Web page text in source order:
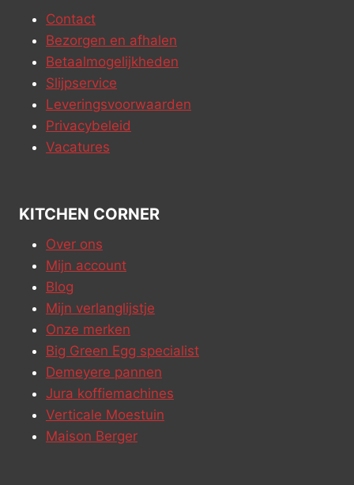
Contact
Bezorgen en afhalen
Betaalmogelijkheden
Slijpservice
Leveringsvoorwaarden
Privacybeleid
Vacatures
KITCHEN CORNER
Over ons
Mijn account
Blog
Mijn verlanglijstje
Onze merken
Big Green Egg specialist
Demeyere pannen
Jura koffiemachines
Verticale Moestuin
Maison Berger